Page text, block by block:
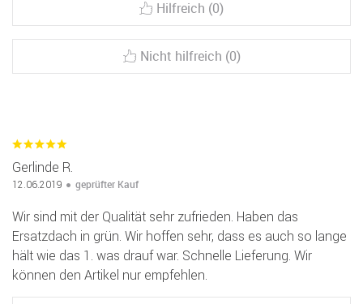
Hilfreich (0)
Nicht hilfreich (0)
Gerlinde R.
12.06.2019 geprüfter Kauf
Wir sind mit der Qualität sehr zufrieden. Haben das
Ersatzdach in grün. Wir hoffen sehr, dass es auch so lange
hält wie das 1. was drauf war. Schnelle Lieferung. Wir
können den Artikel nur empfehlen.